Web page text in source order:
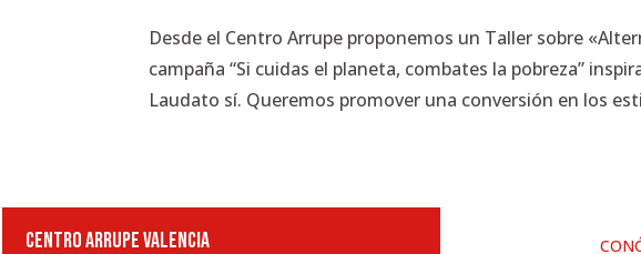
Desde el Centro Arrupe proponemos un Taller sobre
campaña “Si cuidas el planeta, combates la pobreza”
Laudato sí. Queremos promover una conversión en los
CENTRO ARRUPE VALENCIA